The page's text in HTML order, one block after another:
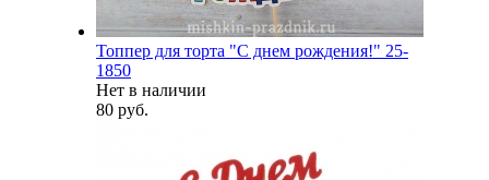
Топпер для торта "С днем рождения!" 25-
1850
Нет в наличии
80 руб.